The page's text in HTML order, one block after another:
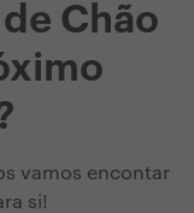
Chão
vamos encontar
si!